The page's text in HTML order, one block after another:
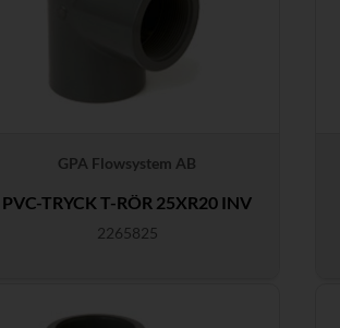
GPA Flowsystem AB
PVC-TRYCK T-RÖR 25XR20 INV
2265825